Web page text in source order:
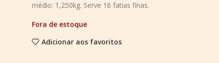
médio: 1,250kg. Serve 16 fatias finas.
Fora de estoque
Adicionar aos favoritos